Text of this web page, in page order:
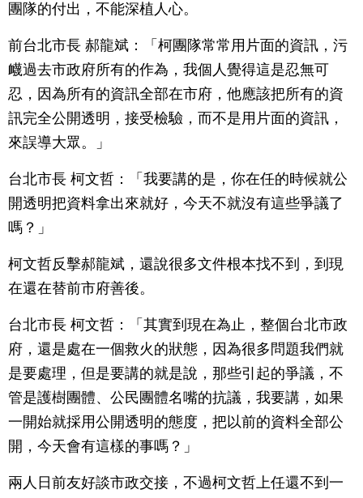
團隊的付出，不能深植人心。
前台北市長 郝龍斌：「柯團隊常常用片面的資訊，污
衊過去市政府所有的作為，我個人覺得這是忍無可
忍，因為所有的資訊全部在市府，他應該把所有的資
訊完全公開透明，接受檢驗，而不是用片面的資訊，
來誤導大眾。」
台北市長 柯文哲：「我要講的是，你在任的時候就公
開透明把資料拿出來就好，今天不就沒有這些爭議了
嗎？」
柯文哲反擊郝龍斌，還說很多文件根本找不到，到現
在還在替前市府善後。
台北市長 柯文哲：「其實到現在為止，整個台北市政
府，還是處在一個救火的狀態，因為很多問題我們就
是要處理，但是要講的就是說，那些引起的爭議，不
管是護樹團體、公民團體名嘴的抗議，我要講，如果
一開始就採用公開透明的態度，把以前的資料全部公
開，今天會有這樣的事嗎？」
兩人日前友好談市政交接，不過柯文哲上任還不到一